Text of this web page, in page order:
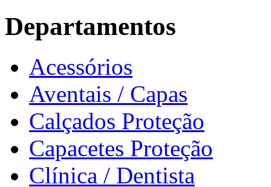
Departamentos
Acessórios
Aventais / Capas
Calçados Proteção
Capacetes Proteção
Clínica / Dentista